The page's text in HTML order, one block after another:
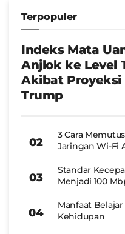
Terpopuler
Indeks Mata
Anjlok ke Level
Akibat Proyeksi
Trump
3 Cara
Jaringan Wi-Fi
Standar
Menjadi 100
Manfaat
Kehidupan